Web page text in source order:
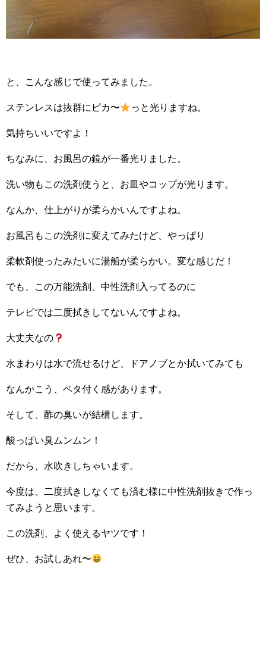
と、こんな感じで使ってみました。
ステンレスは抜群にピカ〜 っと光りますね。
気持ちいいですよ！
ちなみに、お風呂の鏡が一番光りました。
洗い物もこの洗剤使うと、お皿やコップが光ります。
なんか、仕上がりが柔らかいんですよね。
お風呂もこの洗剤に変えてみたけど、やっぱり
柔軟剤使ったみたいに湯船が柔らかい。変な感じだ！
でも、この万能洗剤、中性洗剤入ってるのに
テレビでは二度拭きしてないんですよね。
大丈夫なの
水まわりは水で流せるけど、ドアノブとか拭いてみても
なんかこう、ベタ付く感があります。
そして、酢の臭いが結構します。
酸っぱい臭ムンムン！
だから、水吹きしちゃいます。
今度は、二度拭きしなくても済む様に中性洗剤抜きで作っ
てみようと思います。
この洗剤、よく使えるヤツです！
ぜひ、お試しあれ〜